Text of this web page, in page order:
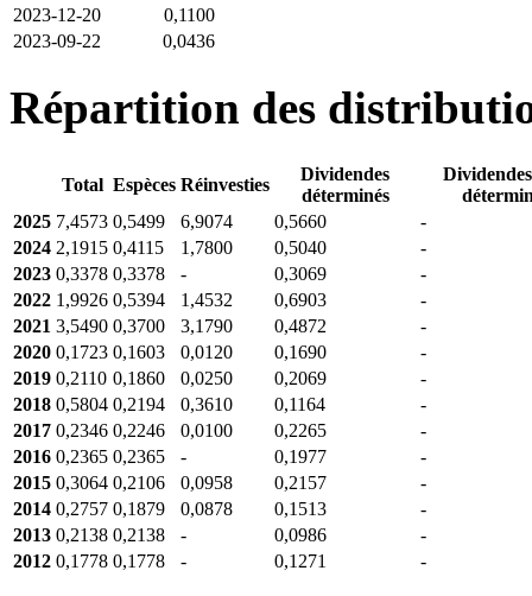
2023-12-20
0,1100
2023-09-22
0,0436
Répartition des
Total Espèces Réinvesties
Dividendes
déterminés
2025 7,4573 0,5499 6,9074 0,5660
-
2024 2,1915 0,4115 1,7800 0,5040
-
2023 0,3378 0,3378 - 0,3069
-
2022 1,9926 0,5394 1,4532 0,6903
-
2021 3,5490 0,3700 3,1790 0,4872
-
2020 0,1723 0,1603 0,0120 0,1690
-
2019 0,2110 0,1860 0,0250 0,2069
-
2018 0,5804 0,2194 0,3610 0,1164
-
2017 0,2346 0,2246 0,0100 0,2265
-
2016 0,2365 0,2365 - 0,1977
-
2015 0,3064 0,2106 0,0958 0,2157
-
2014 0,2757 0,1879 0,0878 0,1513
-
2013 0,2138 0,2138 - 0,0986
-
2012 0,1778 0,1778 - 0,1271 -